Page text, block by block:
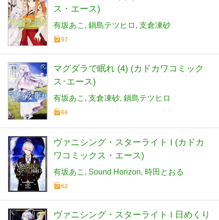
ス・エース)
有坂あこ 鍋島テツヒロ 支倉凍砂
97
マグダラで眠れ (4) (カドカワコミック
ス･エース)
有坂あこ 支倉凍砂 鍋島テツヒロ
66
ヴァニシング・スターライト I (カドカ
ワコミックス・エース)
有坂あこ Sound Horizon 時田とおる
62
ヴァニシング・スターライト I 日めくり